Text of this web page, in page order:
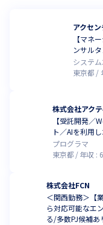
アクセ
【マネ
ンサル
システ
東京都
株式会社アク
【受託開発／
ト／AIを利用
プログラマ
東京都
年収 :
株式会社FCN
＜関西勤務＞【
ら対応可能なエ
る/多数PJ候補あ